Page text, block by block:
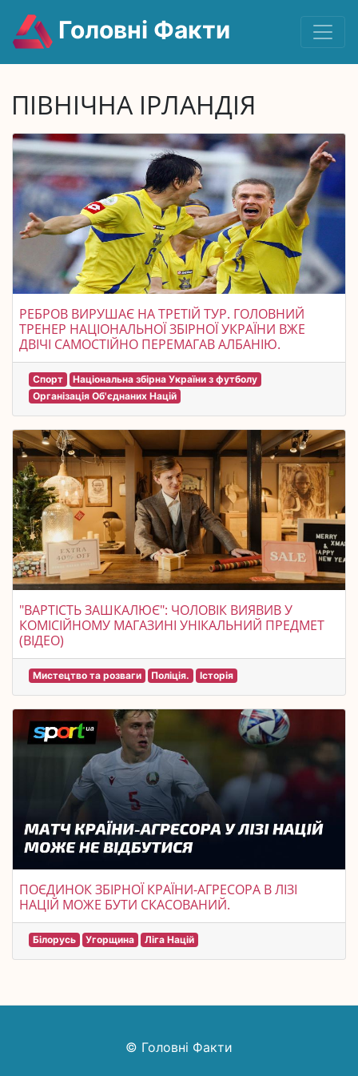
Головні Факти
ПІВНІЧНА ІРЛАНДІЯ
РЕБРОВ ВИРУШАЄ НА ТРЕТІЙ ТУР. ГОЛОВНИЙ
ТРЕНЕР НАЦІОНАЛЬНОЇ ЗБІРНОЇ УКРАЇНИ ВЖЕ
ДВІЧІ САМОСТІЙНО ПЕРЕМАГАВ АЛБАНІЮ.
Спорт
Національна збірна України з футболу
Організація Об'єднаних Націй
"ВАРТІСТЬ ЗАШКАЛЮЄ": ЧОЛОВІК ВИЯВИВ У
КОМІСІЙНОМУ МАГАЗИНІ УНІКАЛЬНИЙ ПРЕДМЕТ
(ВІДЕО)
Мистецтво та розваги Поліція. Історія
ПОЄДИНОК ЗБІРНОЇ КРАЇНИ-АГРЕСОРА В ЛІЗІ
НАЦІЙ МОЖЕ БУТИ СКАСОВАНИЙ.
Білорусь Угорщина Ліга Націй
© Головні Факти